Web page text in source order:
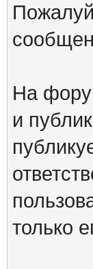
На
и
только